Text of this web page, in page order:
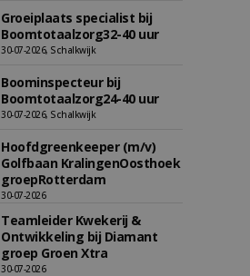
Groeiplaats specialist bij
Boomtotaalzorg32-40 uur
30-07-2026, Schalkwijk
Boominspecteur bij
Boomtotaalzorg24-40 uur
30-07-2026, Schalkwijk
Hoofdgreenkeeper (m/v)
Golfbaan KralingenOosthoek
groepRotterdam
30-07-2026
Teamleider Kwekerij &
Ontwikkeling bij Diamant
groep Groen Xtra
30-07-2026